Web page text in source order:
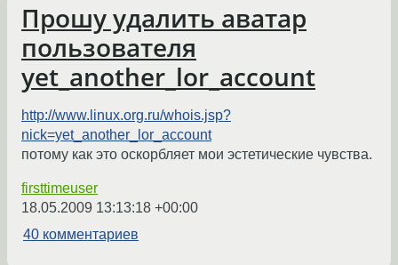
Прошу удалить аватар
пользователя
yet_another_lor_account
http://www.linux.org.ru/whois.jsp?
nick=yet_another_lor_account
потому как это оскорбляет мои эстетические чувства.
firsttimeuser
18.05.2009 13:13:18 +00:00
40 комментариев